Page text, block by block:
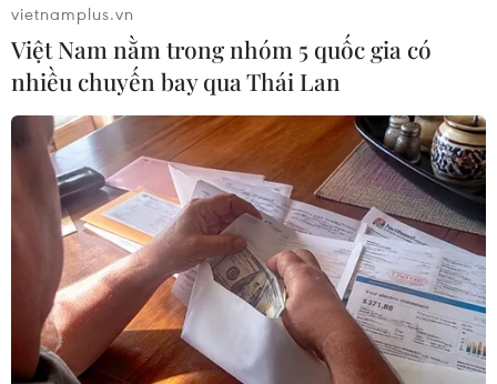
Chiều 30/5, Ban trị sự Giáo hội Phật giáo quận Cầu Giấy cùng
đông đảo các phật tử, người dân đã đến chùa Trung Kính Hạ
(Cầu Giấy, Hà Nội) tiến hành buổi lễ cầu siêu cho những người
tử nạn trong vụ cháy kinh hoàng ở Trung Kính. (Ảnh:
PV/Vietnam+)
vietnamplus.vn
Việt Nam nằm trong nhóm 5 quốc gia có
nhiều chuyến bay qua Thái Lan